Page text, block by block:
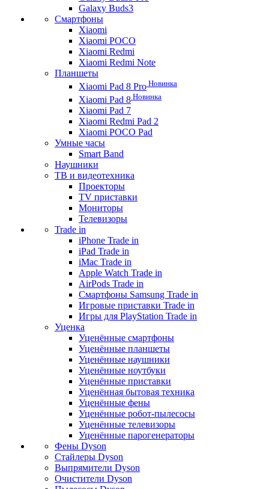
Galaxy Buds3
Смартфоны
Xiaomi
Xiaomi POCO
Xiaomi Redmi
Xiaomi Redmi Note
Планшеты
Xiaomi Pad 8 Pro Новинка
Xiaomi Pad 8 Новинка
Xiaomi Pad 7
Xiaomi Redmi Pad 2
Xiaomi POCO Pad
Умные часы
Smart Band
Наушники
ТВ и видеотехника
Проекторы
TV приставки
Мониторы
Телевизоры
Trade in
iPhone Trade in
iPad Trade in
iMac Trade in
Apple Watch Trade in
AirPods Trade in
Смартфоны Samsung Trade in
Игровые приставки Trade in
Игры для PlayStation Trade in
Уценка
Уценённые смартфоны
Уценённые планшеты
Уценённые наушники
Уценённые ноутбуки
Уценённые приставки
Уценённая бытовая техника
Уценённые фены
Уценённые робот-пылесосы
Уценённые телевизоры
Уценённые парогенераторы
Фены Dyson
Стайлеры Dyson
Выпрямители Dyson
Очистители Dyson